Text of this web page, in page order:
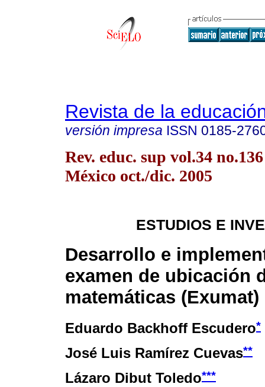
Revista de la
versión impresa ISSN 0185-
Rev. educ. sup vol.34
México oct./dic. 2005
ESTUDIOS E
Desarrollo e
examen de ubicación
matemáticas (Exumat)
Eduardo Backhoff Escudero*
José Luis Ramírez Cuevas**
Lázaro Dibut Toledo***